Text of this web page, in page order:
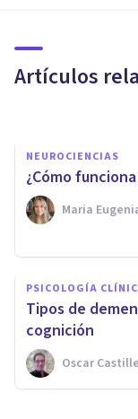
Artículos
México
NEUROCIENCIAS
¿Cómo
Maria
PSICOLOGÍA
Tipos de
cognición
Oscar
qué es,
asociados
Grecia